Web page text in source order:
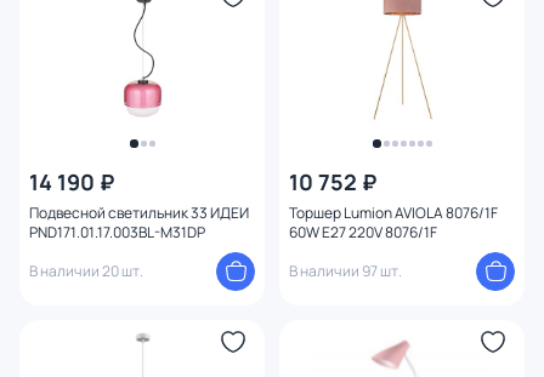
14 190 ₽
Подвесной светильник 33 ИДЕИ
PND171.01.17.003BL-M31DP
В наличии 20 шт.
10 752 ₽
Торшер Lumion AVIOLA 8076/1F
60W E27 220V 8076/1F
В наличии 97 шт.